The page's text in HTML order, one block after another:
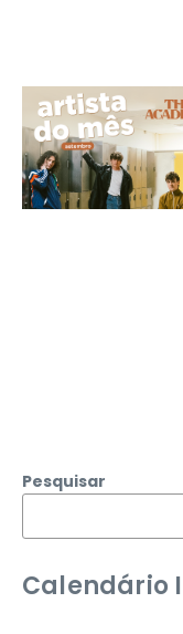
Pesquisar
Calendário